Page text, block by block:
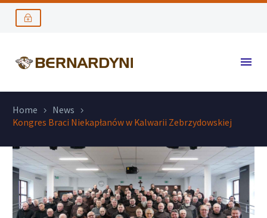
Home
News
Kongres Braci Niekapłanów w Kalwarii Zebrzydowskiej